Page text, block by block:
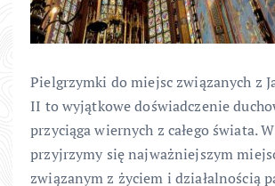
Pielgrzymki do miejsc związanych z
II to wyjątkowe doświadczenie
przyciąga wiernych z całego świata.
przyjrzymy się najważniejszym
związanym z życiem i działalnością